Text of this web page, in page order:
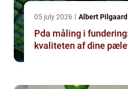
05 july 2026 Albert Pilgaard
Pda måling i
kvaliteten af dine